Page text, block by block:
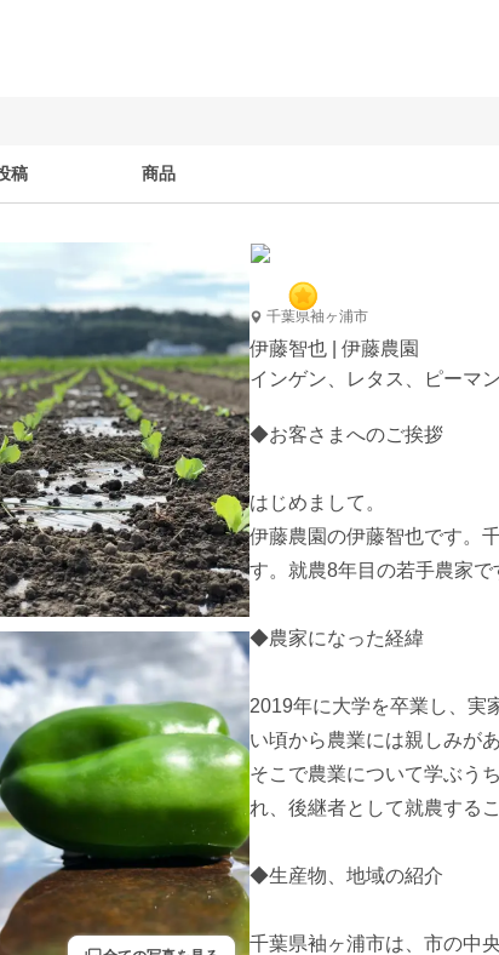
稿 商品
千葉県袖ヶ浦市
伊藤智也 | 伊藤農園
インゲン、レタス、ピーマ
◆お客さまへのご挨拶
はじめまして。
伊藤農園の伊藤智也です。
す。就農8年目の若手農家で
◆農家になった経緯
2019年に大学を卒業し、実
い頃から農業には親しみが
そこで農業について学ぶう
れ、後継者として就農する
◆生産物、地域の紹介
千葉県袖ヶ浦市は、市の中